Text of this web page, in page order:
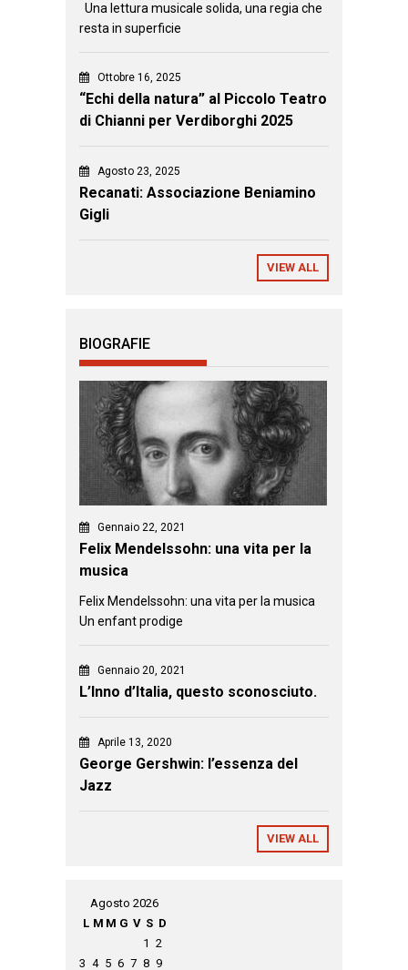
Una lettura musicale solida, una regia che
resta in superficie
Ottobre 16, 2025
“Echi della natura” al Piccolo Teatro
di Chianni per Verdiborghi 2025
Agosto 23, 2025
Recanati: Associazione Beniamino
Gigli
VIEW ALL
BIOGRAFIE
Gennaio 22, 2021
Felix Mendelssohn: una vita per la
musica
Felix Mendelssohn: una vita per la musica
Un enfant prodige
Gennaio 20, 2021
L’Inno d’Italia, questo sconosciuto.
Aprile 13, 2020
George Gershwin: l’essenza del
Jazz
VIEW ALL
Agosto 2026
L M M G V S D
1 2
3 4 5 6 7 8 9